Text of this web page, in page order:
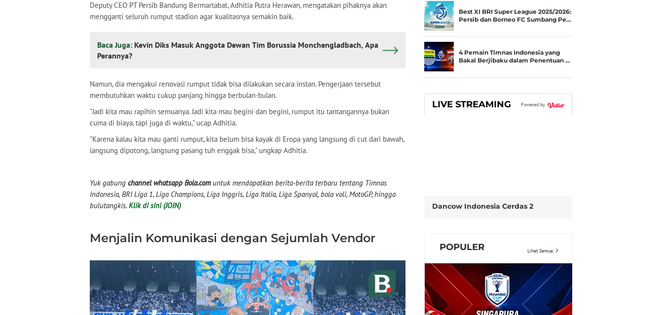
Deputy CEO PT Persib Bandung Bermartabat, Adhitia Putra Herawan, mengatakan pihaknya akan
mengganti seluruh rumput stadion agar kualitasnya semakin baik.
Baca Juga: Kevin Diks Masuk Anggota Dewan Tim Borussia Monchengladbach, Apa
Perannya?
Namun, dia mengakui renovasi rumput tidak bisa dilakukan secara instan. Pengerjaan tersebut
membutuhkan waktu cukup panjang hingga berbulan-bulan.
"Jadi kita mau rapihin semuanya. Jadi kita mau begini dan begini, rumput itu tantangannya bukan
cuma di biaya, tapi juga di waktu," ucap Adhitia.
"Karena kalau kita mau ganti rumput, kita belum bisa kayak di Eropa yang langsung di cut dari bawah,
langsung dipotong, langsung pasang tuh enggak bisa," ungkap Adhitia.
Yuk gabung channel whatsapp Bola.comuntuk mendapatkan berita-berita terbaru tentang Timnas
Indonesia, BRI Liga 1, Liga Champions, Liga Inggris, Liga Italia, Liga Spanyol, bola voli, MotoGP, hingga
bulutangkis. Klik di sini (JOIN)
Menjalin Komunikasi dengan Sejumlah Vendor
Best XI BRI Super League 2025/2026:
Persib dan Borneo FC Sumbang Pe…
4 Pemain Timnas Indonesia yang
Bakal Berjibaku dalam Penentuan …
LIVE STREAMING Powered by
Dancow Indonesia Cerdas 2
POPULER Lihat Semua